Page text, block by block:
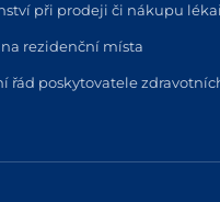
při prodeji či nákupu
rezidenční místa
řád poskytovatele